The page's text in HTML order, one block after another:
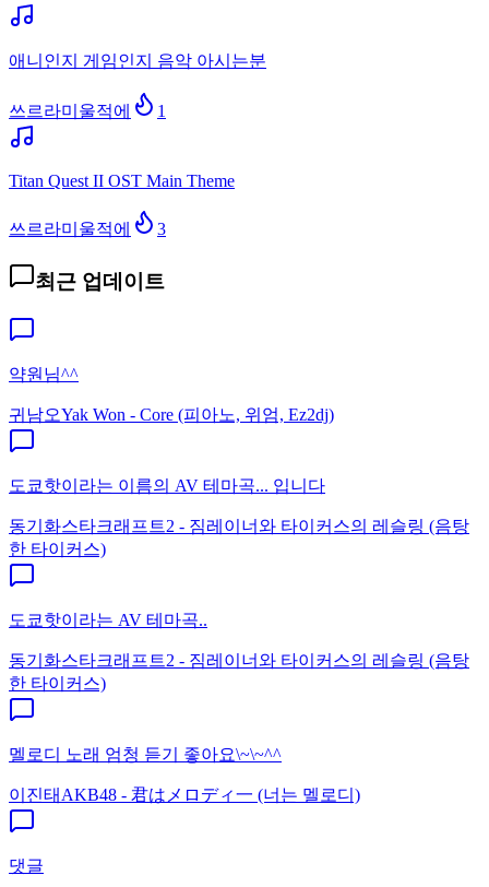
애니인지 게임인지 음악 아시는분
쓰르라미울적에 1
Titan Quest II OST Main Theme
쓰르라미울적에 3
최근 업데이트
약원님^^
귀남오Yak Won - Core (피아노, 위엄, Ez2dj)
도쿄핫이라는 이름의 AV 테마곡... 입니다
동기화스타크래프트2 - 짐레이너와 타이커스의 레슬링 (음탕
한 타이커스)
도쿄핫이라는 AV 테마곡..
동기화스타크래프트2 - 짐레이너와 타이커스의 레슬링 (음탕
한 타이커스)
멜로디 노래 엄청 듣기 좋아요\~\~^^
이진태 AKB48 - 君はメロディ一 (너는 멜로디)
댓글